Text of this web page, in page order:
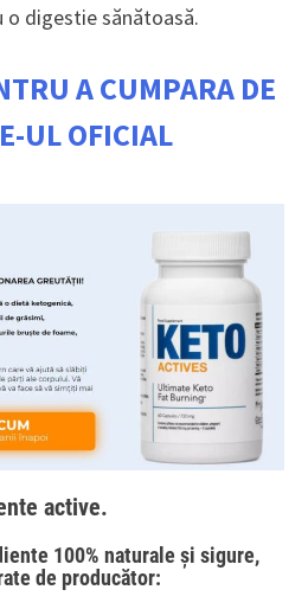
o digestie sănătoasă.
A CUMPARA DE
UL OFICIAL
active.
100% naturale și sigure,
de producător: